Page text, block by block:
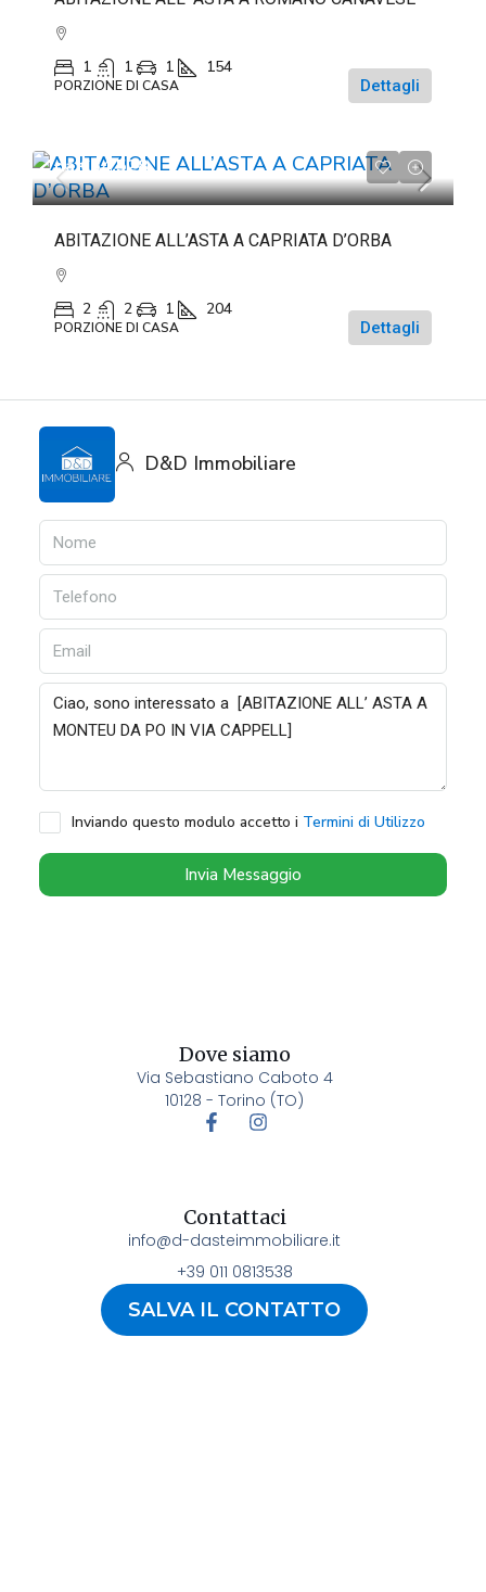
1 1 1 154
PORZIONE DI CASA Dettagli
da€54.528
ABITAZIONE ALL’ASTA A CAPRIATA D’ORBA
2 2 1 204
PORZIONE DI CASA Dettagli
D&D Immobiliare
Inviando questo modulo accetto i Termini di Utilizzo
Invia Messaggio
Dove siamo
Via Sebastiano Caboto 4
10128 - Torino (TO)
Contattaci
info@d-dasteimmobiliare.it
+39 011 0813538
SALVA IL CONTATTO